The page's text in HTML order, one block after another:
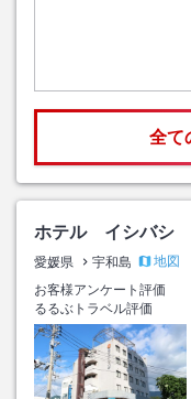
全て
ホテル イシバシ
愛媛県 宇和島
地図
お客様アンケート評価
るるぶトラベル評価